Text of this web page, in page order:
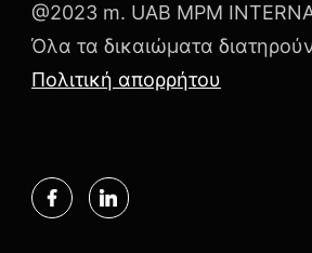
@2023 m. UAB MPM
Όλα τα δικαιώματα
Πολιτική απορρήτου